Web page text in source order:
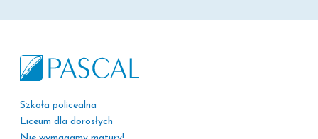
Szkoła policealna
Liceum dla dorosłych